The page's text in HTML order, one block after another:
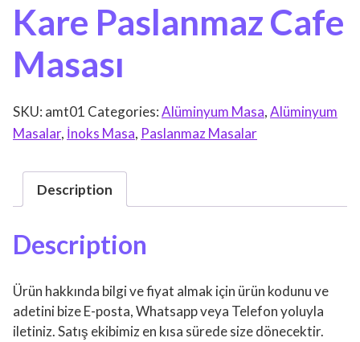
Kare Paslanmaz Cafe
Masası
SKU: amt01 Categories:Alüminyum Masa,Alüminyum
Masalar, İnoks Masa, Paslanmaz Masalar
Description
Description
Ürün hakkında bilgi ve fiyat almak için ürün kodunu ve
adetini bize E-posta, Whatsapp veya Telefon yoluyla
iletiniz. Satış ekibimiz en kısa sürede size dönecektir.